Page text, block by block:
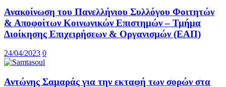
Ανακοίνωση του Πανελλήνιου Συλλόγου Φοιτητών
& Αποφοίτων Κοινωνικών Επιστημών – Τμήμα
Διοίκησης Επιχειρήσεων & Οργανισμών (ΕΑΠ)
24/04/2023 0
Αντώνης Σαμαράς για την εκταφή των σορών στα